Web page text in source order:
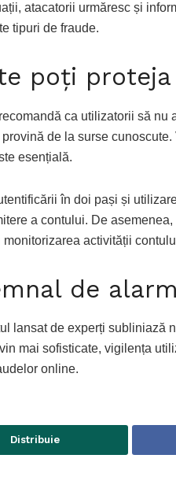
atacatorii urmăresc și
tipuri de fraude.
poți proteja
ca utilizatorii să nu
de la surse
esențială.
în doi pași și
a contului. De
monitorizarea activității
de
lansat de experți subliniază
mai sofisticate, vigilența
online.
Distribuie